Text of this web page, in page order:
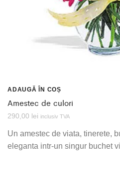
ADAUGĂ ÎN COȘ
Amestec de culori
290,00 lei inclusiv TVA
Un amestec de viata, tinerete,
eleganta intr-un singur buchet